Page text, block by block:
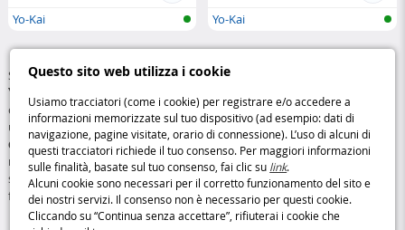
Questo sito web utilizza i cookie
Usiamo tracciatori (come i cookie) per registrare e/o accedere a
informazioni memorizzate sul tuo dispositivo (ad esempio: dati di
navigazione, pagine visitate, orario di connessione). L’uso di alcuni di
questi tracciatori richiede il tuo consenso. Per maggiori informazioni
sulle finalità, basate sul tuo consenso, fai clic su link.
Alcuni cookie sono necessari per il corretto funzionamento del sito e
dei nostri servizi. Il consenso non è necessario per questi cookie.
Cliccando su “Continua senza accettare”, rifiuterai i cookie che
Yo-Kai
Yo-Kai
Scopri la nostra gamma digiocattoli Yo-Kai
Yo-Kai Watch
collezionare, che permettono ai bambini di immergersi nel fantastico
universo degli Yo-Kai. Ogni prodotto offre un’esperienza di gioco
coinvolgente e immersiva, con orologi animati e sonori che
riproducono le funzionalità del cartone animato. Esplora la nostra
selezione per ore di gioco e avventura, stimolando la fantasia di tutti i
fan di Yo-Kai Watch.